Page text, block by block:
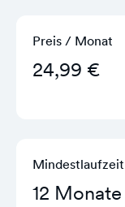
Preis / Monat
24,99 €
Mindestlaufzeit
12 Monate